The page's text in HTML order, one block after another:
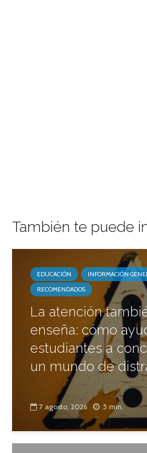
También te puede
EDUCACIÓN
INFORMACIÓN
RECOMENDADOS
La atención
enseña: cómo
estudiantes a
un mundo de
7 agosto, 2026 5 min.